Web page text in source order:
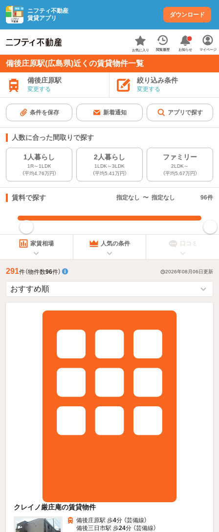
ニフティ不動産
賃貸アプリ
ダウンロード
お気に入り 閲覧履歴 お知らせ マイページ
備後庄原駅(広島県)近くの賃貸物件一覧
備後庄原駅
変更する
絞り込み条件
変更する
条件を保存 新着通知 アプリで探す
人数に合った間取りで探す
1人暮らし
1R～1LDK
（平均4.76万円）
2人暮らし
1LDK～3LDK
（平均5.41万円）
ファミリー
2LDK～
（平均5.67万円）
賃料で探す 指定なし 〜 指定なし 96件
指定した賃料で絞り込む
家賃相場 人気の条件 口コミ
291件（物件数96件） 2026年08月06日更新
クレイノ厳庄庵の賃貸物件
備後庄原駅 歩4分 （芸備線）
備後三日市駅 歩24分 （芸備線）